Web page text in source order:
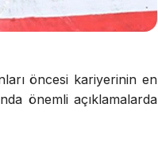
öncesi kariyerinin en
önemli açıklamalarda